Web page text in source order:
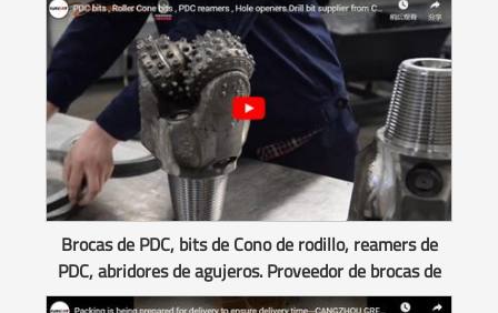
Brocas de PDC, bits de Cono de rodillo, reamers de
PDC, abridores de agujeros. Proveedor de brocas de
China